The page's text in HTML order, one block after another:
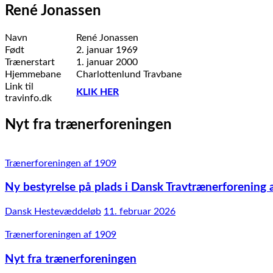
René Jonassen
Navn
René Jonassen
Født
2. januar 1969
Trænerstart
1. januar 2000
Hjemmebane
Charlottenlund Travbane
Link til
travinfo.dk
KLIK HER
Nyt fra trænerforeningen
Trænerforeningen af 1909
Ny bestyrelse på plads i Dansk Travtrænerforening
Dansk Hestevæddeløb 11. februar 2026
Trænerforeningen af 1909
Nyt fra trænerforeningen